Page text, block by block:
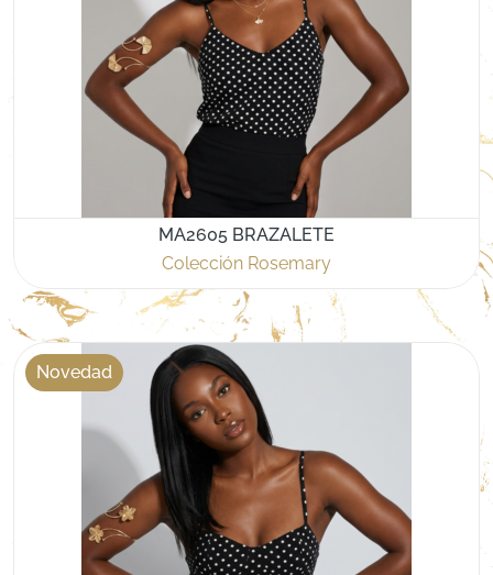
MA2605 BRAZALETE
Colección Rosemary
Novedad